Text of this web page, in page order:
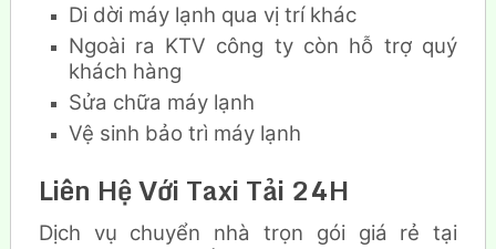
Di dời máy lạnh qua vị trí khác
Ngoài ra KTV công ty còn hỗ trợ quý
khách hàng
Sửa chữa máy lạnh
Vệ sinh bảo trì máy lạnh
Liên Hệ Với Taxi Tải 24H
Dịch vụ chuyển nhà trọn gói giá rẻ tại